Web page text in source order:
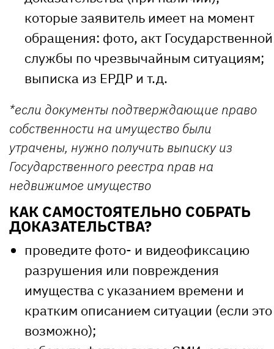
которые заявитель имеет на момент
обращения: фото, акт Государственной
службы по чрезвычайным ситуациям;
выписка из ЕРДР и т.д.
*если документы подтверждающие право
собственности на имущество были
утрачены, нужно получить выписку из
Государственного реестра прав на
недвижимое имущество
КАК САМОСТОЯТЕЛЬНО СОБРАТЬ
ДОКАЗАТЕЛЬСТВА?
проведите фото- и видеофиксацию
разрушения или повреждения
имущества с указанием времени и
кратким описанием ситуации (если это
возможно);